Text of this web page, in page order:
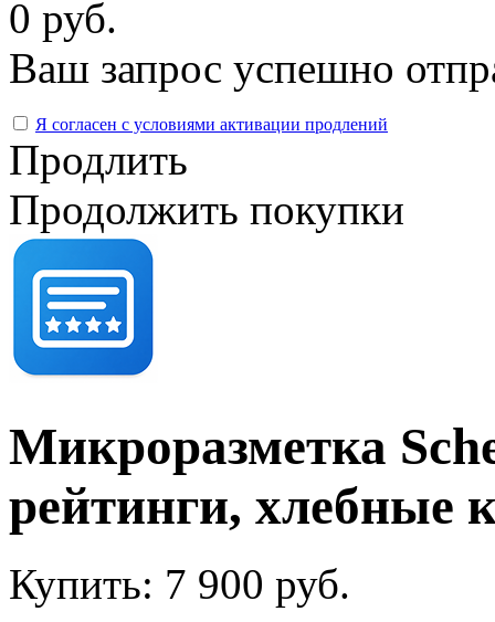
0 руб.
Ваш запрос успешно
Я согласен с условиями активации продлений
Продлить
Продолжить покупки
Микроразметка
рейтинги, хлебные
Купить: 7 900 руб.